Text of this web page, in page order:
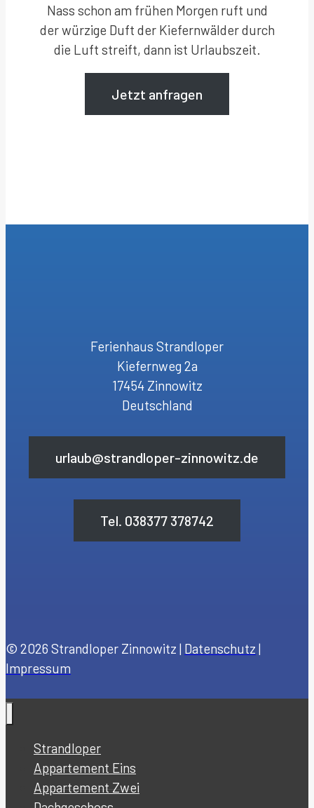
Nass schon am frühen Morgen ruft und
der würzige Duft der Kiefernwälder durch
die Luft streift, dann ist Urlaubszeit.
Jetzt anfragen
Ferienhaus Strandloper
Kiefernweg 2a
17454 Zinnowitz
Deutschland
urlaub@strandloper-zinnowitz.de
Tel. 038377 378742
© 2026 Strandloper Zinnowitz | Datenschutz |
Impressum
Strandloper
Appartement Eins
Appartement Zwei